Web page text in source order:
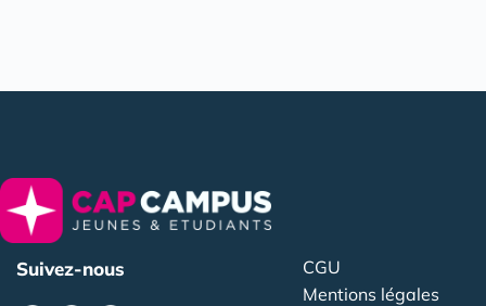
Suivez-nous
CGU
Mentions légales